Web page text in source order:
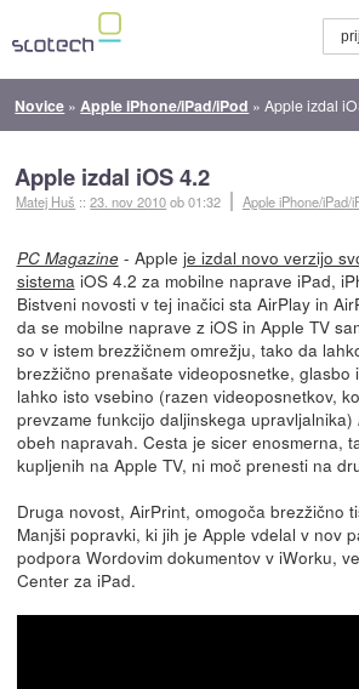
Novice » Apple iPhone/iPad/iPod »Apple izdal
Apple izdal iOS 4.2
Matej Huš ::23. nov 2010ob 01:32 Apple iPhone/iPad/
PC Magazine- Apple je izdal novo verzijo
sistema iOS 4.2 za mobilne naprave iPad,
Bistveni novosti v tej inačici sta AirPlay in
da se mobilne naprave z iOS in Apple TV
so v istem brezžičnem omrežju, tako da
brezžično prenašate videoposnetke, glasbo
lahko isto vsebino (razen videoposnetkov,
prevzame funkcijo daljinskega upravljalnika)
obeh napravah. Cesta je sicer enosmerna,
kupljenih na Apple TV, ni moč prenesti na
Druga novost, AirPrint, omogoča brezžično
Manjši popravki, ki jih je Apple vdelal v nov
podpora Wordovim dokumentov v iWorku,
Center za iPad.